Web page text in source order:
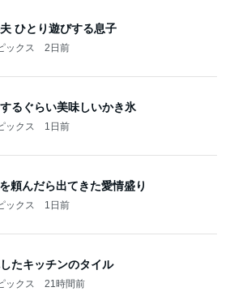
ひとり遊びする息子
ックス 2日前
るぐらい美味しいかき氷
ックス 1日前
頼んだら出てきた愛情盛り
ックス 1日前
たキッチンのタイル
ックス 21時間前